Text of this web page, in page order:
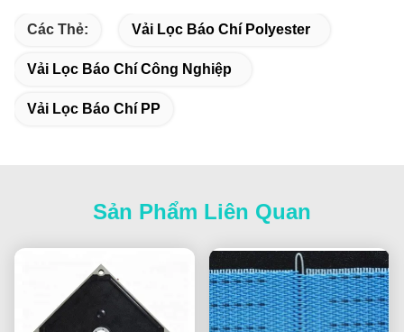
Các Thẻ: Vải Lọc Báo Chí Polyester
Vải Lọc Báo Chí Công Nghiệp
Vải Lọc Báo Chí PP
Sản Phẩm Liên Quan